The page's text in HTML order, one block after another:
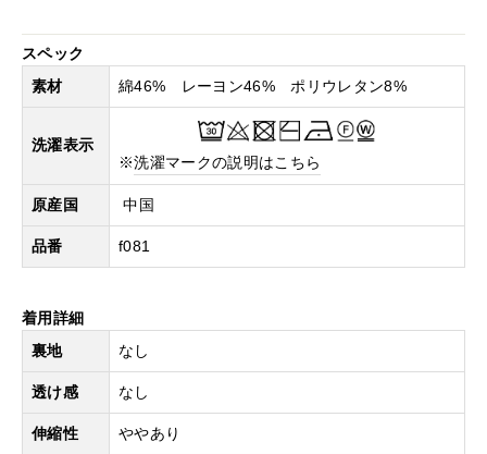
スペック
素材
綿46% レーヨン46% ポリウレタン8%
洗濯表示
※洗濯マークの説明はこちら
原産国 中国
品番 f081
着用詳細
裏地
なし
透け感 なし
伸縮性 ややあり